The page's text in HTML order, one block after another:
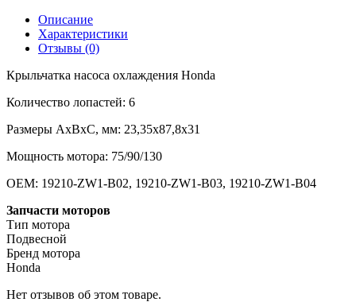
Описание
Характеристики
Отзывы (0)
Крыльчатка насоса охлаждения Honda
Количество лопастей: 6
Размеры AxBxC, мм: 23,35x87,8x31
Мощность мотора: 75/90/130
OEM: 19210-ZW1-B02, 19210-ZW1-B03, 19210-ZW1-B04
Запчасти моторов
Тип мотора
Подвесной
Бренд мотора
Honda
Нет отзывов об этом товаре.